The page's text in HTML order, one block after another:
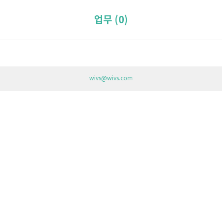
업무 (0)
wivs@wivs.com